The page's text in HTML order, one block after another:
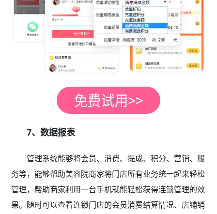
7、数据报表
管理系统能够将会员、消费、提成、积分、营销、服
务等，能够帮助美容院商家将门店所有业务统一起来轻松
管理，帮助商家利用一台手机就能轻松获得连锁管理的效
果。随时可以查看连锁门店的会员消费结算情况、店铺销